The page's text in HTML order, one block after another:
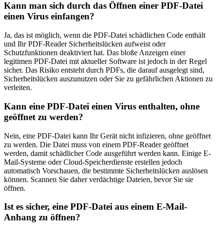
Kann man sich durch das Öffnen einer PDF-Datei
einen Virus einfangen?
Ja, das ist möglich, wenn die PDF-Datei schädlichen Code enthält
und Ihr PDF-Reader Sicherheitslücken aufweist oder
Schutzfunktionen deaktiviert hat. Das bloße Anzeigen einer
legitimen PDF-Datei mit aktueller Software ist jedoch in der Regel
sicher. Das Risiko entsteht durch PDFs, die darauf ausgelegt sind,
Sicherheitslücken auszunutzen oder Sie zu gefährlichen Aktionen zu
verleiten.
Kann eine PDF-Datei einen Virus enthalten, ohne
geöffnet zu werden?
Nein, eine PDF-Datei kann Ihr Gerät nicht infizieren, ohne geöffnet
zu werden. Die Datei muss von einem PDF-Reader geöffnet
werden, damit schädlicher Code ausgeführt werden kann. Einige E-
Mail-Systeme oder Cloud-Speicherdienste erstellen jedoch
automatisch Vorschauen, die bestimmte Sicherheitslücken auslösen
können. Scannen Sie daher verdächtige Dateien, bevor Sie sie
öffnen.
Ist es sicher, eine PDF-Datei aus einem E-Mail-
Anhang zu öffnen?